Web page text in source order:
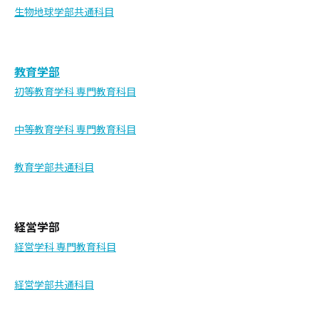
生物地球学部共通科目
教育学部
初等教育学科 専門教育科目
中等教育学科 専門教育科目
教育学部共通科目
経営学部
経営学科 専門教育科目
経営学部共通科目